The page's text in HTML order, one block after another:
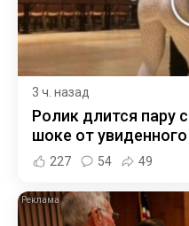
3 ч. назад
Ролик длится пару
шоке от увиденного
227 54 49